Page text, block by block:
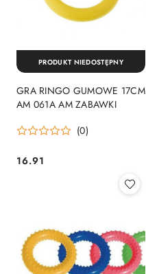
GRA RINGO GUMOWE 17CM
AM 061A AM ZABAWKI
(0)
Cena:
16.91
PRODUKT NIEDOSTĘPNY